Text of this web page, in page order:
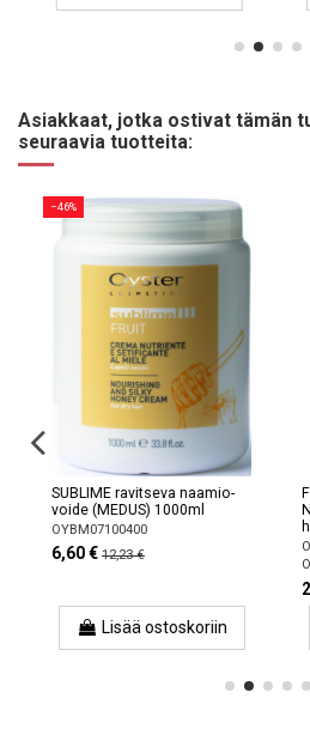
Asiakkaat, jotka ostivat tämän
seuraavia tuotteita:
−46%
SUBLIME ravitseva naamio-
voide (MEDUS) 1000ml
OYBM07100400
6,60 € 12,23 €
Lisää ostoskoriin